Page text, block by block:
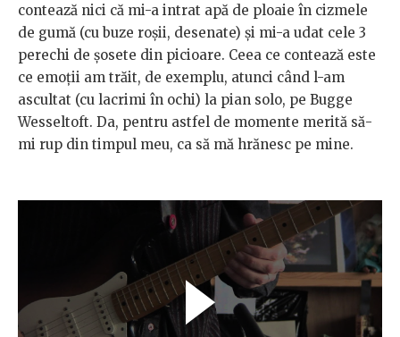
contează nici că mi-a intrat apă de ploaie în cizmele
de gumă (cu buze roșii, desenate) și mi-a udat cele 3
perechi de șosete din picioare. Ceea ce contează este
ce emoții am trăit, de exemplu, atunci când l-am
ascultat (cu lacrimi în ochi) la pian solo, pe Bugge
Wesseltoft. Da, pentru astfel de momente merită să-
mi rup din timpul meu, ca să mă hrănesc pe mine.